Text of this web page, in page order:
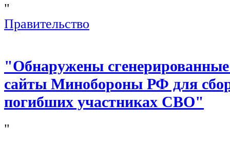
"
Правительство
"Обнаружены
сайты Минобороны РФ для
погибших участниках СВО"
"